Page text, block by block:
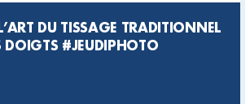
DU TISSAGE TRADITIONNEL
DOIGTS #JEUDIPHOTO